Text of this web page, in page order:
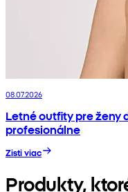
08.07.2026
Letné outfity pre ženy
profesionálne
Zisti viac
Produkty,